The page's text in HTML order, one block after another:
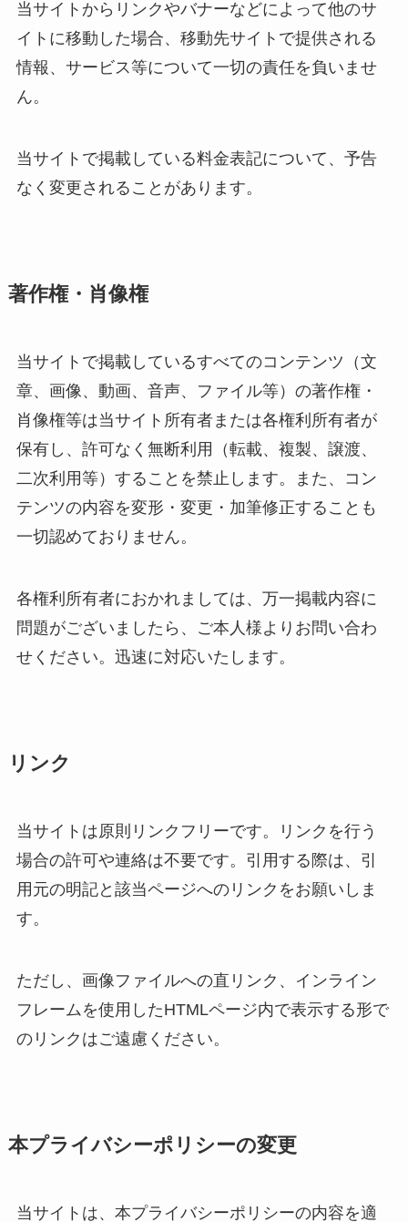
当サイトからリンクやバナーなどによって他のサ
イトに移動した場合、移動先サイトで提供される
情報、サービス等について一切の責任を負いませ
ん。
当サイトで掲載している料金表記について、予告
なく変更されることがあります。
著作権・肖像権
当サイトで掲載しているすべてのコンテンツ（文
章、画像、動画、音声、ファイル等）の著作権・
肖像権等は当サイト所有者または各権利所有者が
保有し、許可なく無断利用（転載、複製、譲渡、
二次利用等）することを禁止します。また、コン
テンツの内容を変形・変更・加筆修正することも
一切認めておりません。
各権利所有者におかれましては、万一掲載内容に
問題がございましたら、ご本人様よりお問い合わ
せください。迅速に対応いたします。
リンク
当サイトは原則リンクフリーです。リンクを行う
場合の許可や連絡は不要です。引用する際は、引
用元の明記と該当ページへのリンクをお願いしま
す。
ただし、画像ファイルへの直リンク、インライン
フレームを使用したHTMLページ内で表示する形で
のリンクはご遠慮ください。
本プライバシーポリシーの変更
当サイトは、本プライバシーポリシーの内容を適